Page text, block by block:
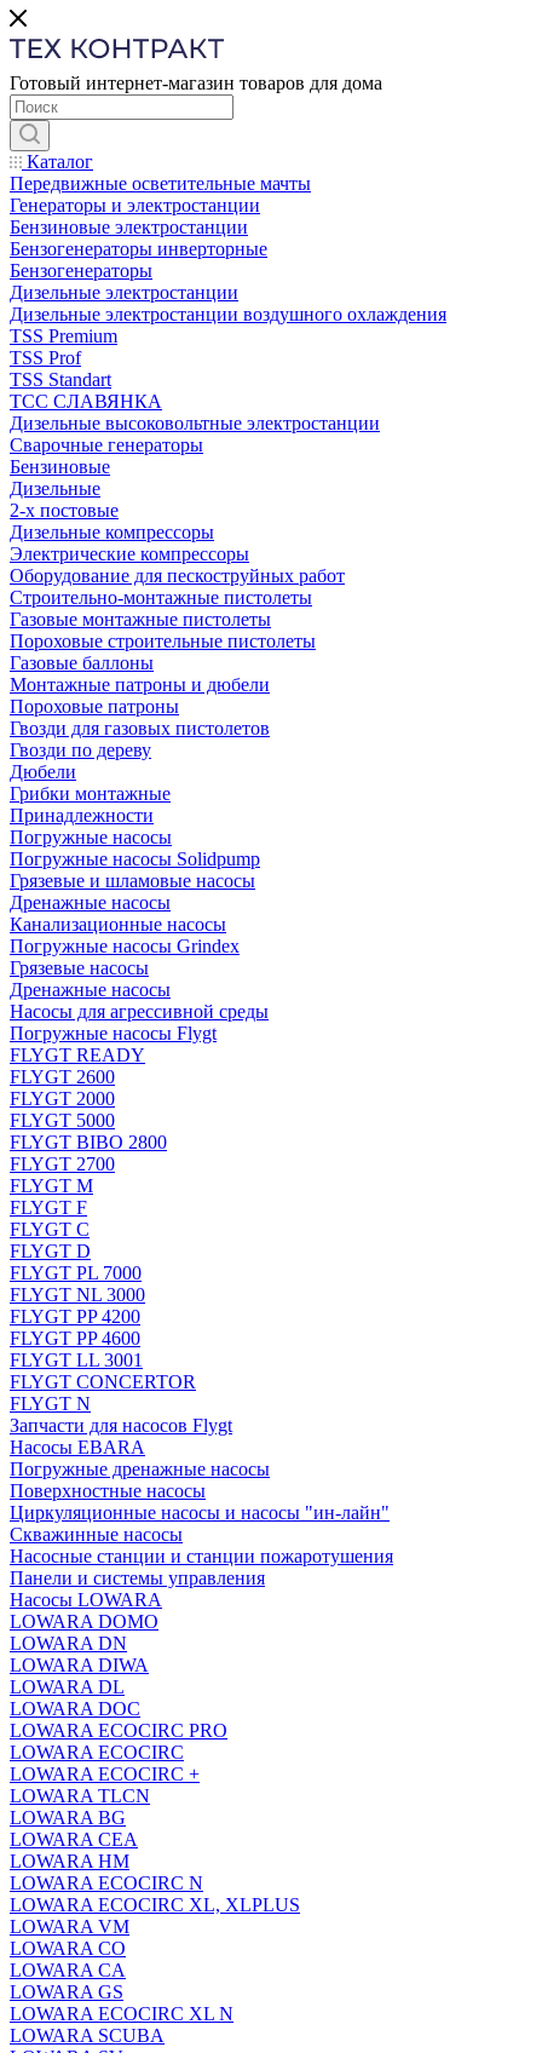
Готовый интернет-магазин товаров для дома
Каталог
Передвижные осветительные мачты
Генераторы и электростанции
Бензиновые электростанции
Бензогенераторы инверторные
Бензогенераторы
Дизельные электростанции
Дизельные электростанции воздушного охлаждения
TSS Premium
TSS Prof
TSS Standart
ТСС СЛАВЯНКА
Дизельные высоковольтные электростанции
Сварочные генераторы
Бензиновые
Дизельные
2-х постовые
Дизельные компрессоры
Электрические компрессоры
Оборудование для пескоструйных работ
Строительно-монтажные пистолеты
Газовые монтажные пистолеты
Пороховые строительные пистолеты
Газовые баллоны
Монтажные патроны и дюбели
Пороховые патроны
Гвозди для газовых пистолетов
Гвозди по дереву
Дюбели
Грибки монтажные
Принадлежности
Погружные насосы
Погружные насосы Solidpump
Грязевые и шламовые насосы
Дренажные насосы
Канализационные насосы
Погружные насосы Grindex
Грязевые насосы
Дренажные насосы
Насосы для агрессивной среды
Погружные насосы Flygt
FLYGT READY
FLYGT 2600
FLYGT 2000
FLYGT 5000
FLYGT BIBO 2800
FLYGT 2700
FLYGT M
FLYGT F
FLYGT C
FLYGT D
FLYGT PL 7000
FLYGT NL 3000
FLYGT PP 4200
FLYGT PP 4600
FLYGT LL 3001
FLYGT CONCERTOR
FLYGT N
Запчасти для насосов Flygt
Насосы EBARA
Погружные дренажные насосы
Поверхностные насосы
Циркуляционные насосы и насосы "ин-лайн"
Скважинные насосы
Насосные станции и станции пожаротушения
Панели и системы управления
Насосы LOWARA
LOWARA DOMO
LOWARA DN
LOWARA DIWA
LOWARA DL
LOWARA DOC
LOWARA ECOCIRC PRO
LOWARA ECOCIRC
LOWARA ECOCIRC +
LOWARA TLCN
LOWARA BG
LOWARA CEA
LOWARA HM
LOWARA ECOCIRC N
LOWARA ECOCIRC XL, XLPLUS
LOWARA VM
LOWARA CO
LOWARA CA
LOWARA GS
LOWARA ECOCIRC XL N
LOWARA SCUBA